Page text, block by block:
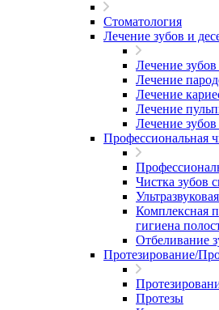
Стоматология
Лечение зубов и
Лечение зубов
Лечение
Лечение
Лечение
Лечение
Профессиональная
Чистка зубов
Комплексная
гигиена
Отбеливание
Протезирование/
Протезы